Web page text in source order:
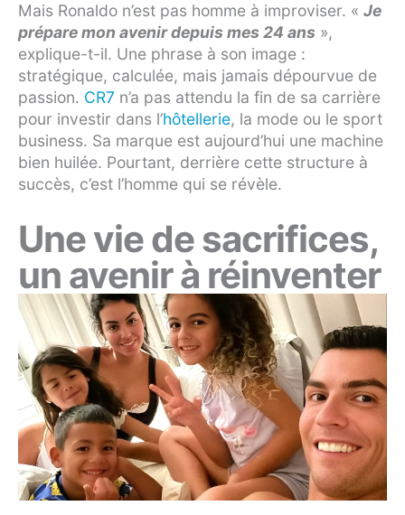
Mais Ronaldo n’est pas homme à improviser. « Je
prépare mon avenir depuis mes 24 ans »,
explique-t-il. Une phrase à son image :
stratégique, calculée, mais jamais dépourvue de
passion. CR7 n’a pas attendu la fin de sa carrière
pour investir dans l’hôtellerie, la mode ou le sport
business. Sa marque est aujourd’hui une machine
bien huilée. Pourtant, derrière cette structure à
succès, c’est l’homme qui se révèle.
Une vie de sacrifices,
un avenir à réinventer